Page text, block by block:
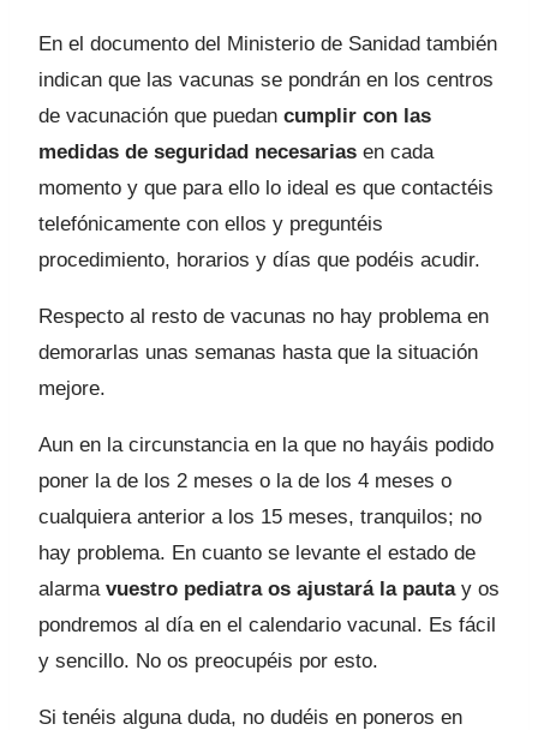
En el documento del Ministerio de Sanidad también
indican que las vacunas se pondrán en los centros
de vacunación que puedan cumplir con las
medidas de seguridad necesarias en cada
momento y que para ello lo ideal es que contactéis
telefónicamente con ellos y preguntéis
procedimiento, horarios y días que podéis acudir.
Respecto al resto de vacunas no hay problema en
demorarlas unas semanas hasta que la situación
mejore.
Aun en la circunstancia en la que no hayáis podido
poner la de los 2 meses o la de los 4 meses o
cualquiera anterior a los 15 meses, tranquilos; no
hay problema. En cuanto se levante el estado de
alarma vuestro pediatra os ajustará la pautay os
pondremos al día en el calendario vacunal. Es fácil
y sencillo. No os preocupéis por esto.
Si tenéis alguna duda, no dudéis en poneros en